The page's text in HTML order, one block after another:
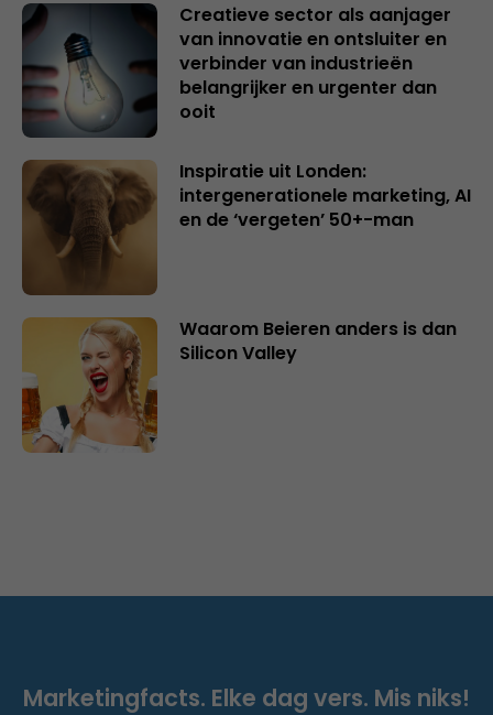
Creatieve sector als aanjager
van innovatie en ontsluiter en
verbinder van industrieën
belangrijker en urgenter dan
ooit
Inspiratie uit Londen:
intergenerationele marketing, AI
en de ‘vergeten’ 50+-man
Waarom Beieren anders is dan
Silicon Valley
Marketingfacts. Elke dag vers. Mis niks!